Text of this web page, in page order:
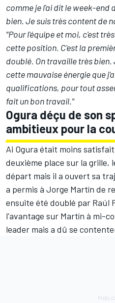
comme je l'ai dit le week-end
bien. Je suis très content de
"Pour l'équipe et moi, c'est
cette position. C'est la
doublé. On travaille très
cette mauvaise énergie que
qualifications, pour tout
fait un bon travail."
Ogura déçu de son
ambitieux pour la
Ai Ogura était moins
deuxième place sur la grille,
départ mais il a ouvert sa
a permis à Jorge Martín de
ensuite été doublé par Raúl
l'avantage sur Martín à mi-
leader mais a dû se